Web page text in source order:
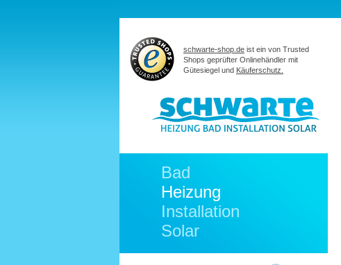
Bad
Heizung
Installation
Solar
schwarte-shop.de ist ein von Trusted
Shops geprüfter Onlinehändler mit
Gütesiegel und Käuferschutz.